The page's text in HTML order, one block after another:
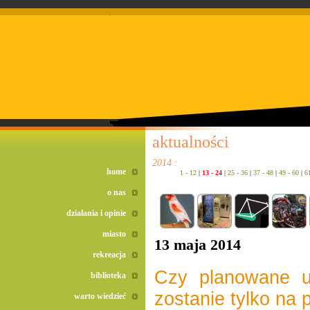
aktualności
2014 :
1 - 12 | 13 - 24 | 25 - 36 | 37 - 48 | 49 - 60 |
13 maja 2014
Czy planowane
zostanie tylko na
home
o nas
działania i opinie
miasto
rekreacja
biblioteka
warto wiedzieć